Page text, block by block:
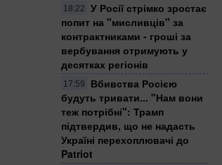
18:22
У Росії стрімко зростає
попит на "мисливців" за
контрактниками - гроші за
вербування отримують у
десятках регіонів
17:59
Вбивства Росією
будуть тривати... "Нам вони
теж потрібні": Трамп
підтвердив, що не надасть
Україні перехоплювачі до
Patriot